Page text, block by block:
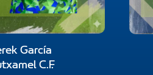
García
C.F.